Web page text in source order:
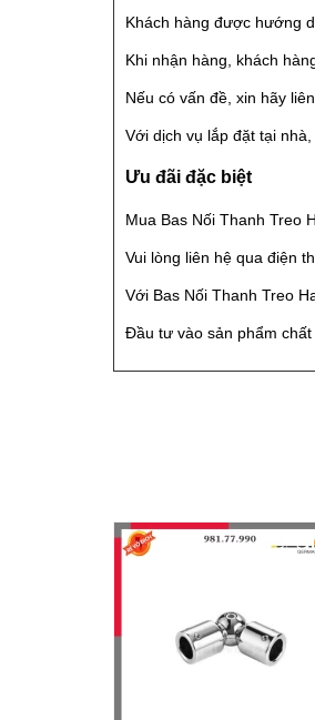
Khách hàng được hướng
Khi nhận hàng, khách
Nếu có vấn đề, xin hãy
Với dịch vụ lắp đặt tại
Ưu đãi đặc biệt
Mua Bas Nối Thanh Treo
Vui lòng liên hệ qua điện
Với Bas Nối Thanh Treo
Đầu tư vào sản phẩm